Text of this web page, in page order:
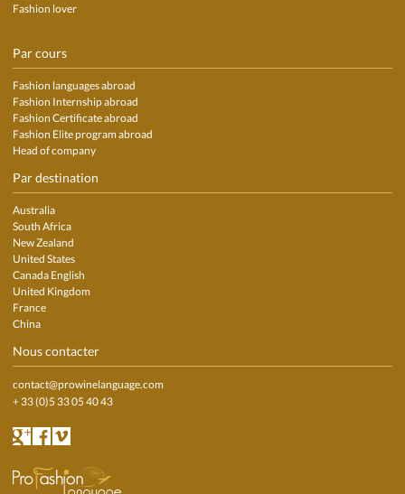
Fashion lover
Par cours
Fashion languages abroad
Fashion Internship abroad
Fashion Certificate abroad
Fashion Elite program abroad
Head of company
Par destination
Australia
South Africa
New Zealand
United States
Canada English
United Kingdom
France
China
Nous contacter
contact@prowinelanguage.com
+ 33 (0)5 33 05 40 43